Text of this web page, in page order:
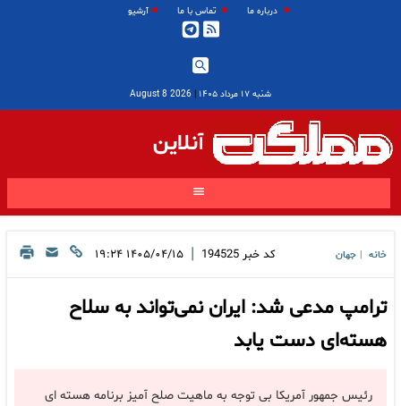
درباره ما تماس با ما آرشیو
شنبه ۱۷ مرداد ۱۴۰۵ |
2026 August 8
آنلاین
خانه جهان کد خبر 194525
| ۱۴۰۵/۰۴/۱۵ ۱۹:۲۴
ترامپ مدعی شد: ایران نمی‌تواند به سلاح
هسته‌ای دست یابد
رئیس جمهور آمریکا بی توجه به ماهیت صلح آمیز برنامه هسته ای